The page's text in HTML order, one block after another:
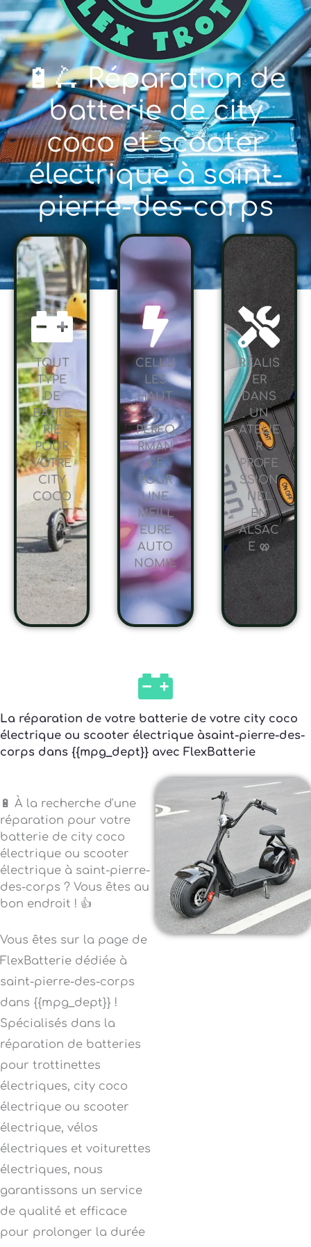
🔋🛴 Réparation de
batterie de city
coco et scooter
électrique à saint-
pierre-des-corps
TOUT
TYPE
DE
BATTE
RIE
POUR
VOTRE
CITY
COCO
CELLU
LES
HAUT
E
PERFO
RMAN
CE
POUR
UNE
MEILL
EURE
AUTO
NOMIE
RÉALIS
ER
DANS
UN
ATELIE
R
PROFE
SSION
NEL
EN
ALSAC
E 🥨
La réparation de votre batterie de votre city coco
électrique ou scooter électrique àsaint-pierre-des-
corps dans {{mpg_dept}} avec FlexBatterie
🔋 À la recherche d'une
réparation pour votre
batterie de city coco
électrique ou scooter
électrique à saint-pierre-
des-corps ? Vous êtes au
bon endroit ! 👍
Vous êtes sur la page de
FlexBatterie dédiée à
saint-pierre-des-corps
dans {{mpg_dept}} !
Spécialisés dans la
réparation de batteries
pour trottinettes
électriques, city coco
électrique ou scooter
électrique, vélos
électriques et voiturettes
électriques, nous
garantissons un service
de qualité et efficace
pour prolonger la durée